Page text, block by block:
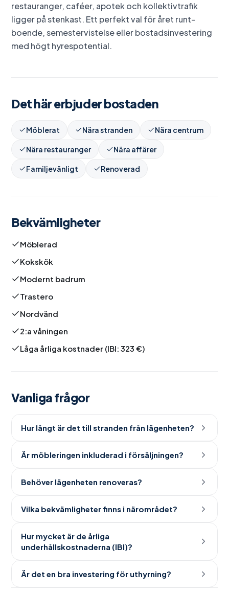
restauranger, caféer, apotek och kollektivtrafik
ligger på stenkast. Ett perfekt val för året runt-
boende, semestervistelse eller bostadsinvestering
med högt hyrespotential.
Det här erbjuder bostaden
Möblerat Nära stranden Nära centrum
Nära restauranger Nära affärer
Familjevänligt Renoverad
Bekvämligheter
Möblerad
Kokskök
Modernt badrum
Trastero
Nordvänd
2:a våningen
Låga årliga kostnader (IBI: 323 €)
Vanliga frågor
Hur långt är det till stranden från lägenheten?
Är möbleringen inkluderad i försäljningen?
Behöver lägenheten renoveras?
Vilka bekvämligheter finns i närområdet?
Hur mycket är de årliga
underhållskostnaderna (IBI)?
Är det en bra investering för uthyrning?